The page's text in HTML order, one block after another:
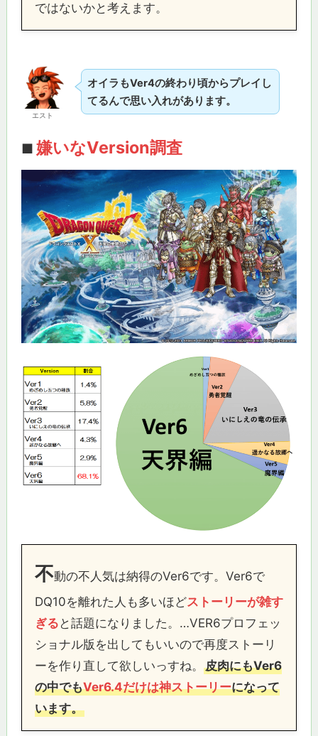
ではないかと考えます。
エスト
オイラもVer4の終わり頃からプレイし
てるんで思い入れがあります。
■ 嫌いなVersion調査
不動の不人気は納得のVer6です。Ver6で
DQ10を離れた人も多いほどストーリーが雑す
ぎる と話題になりました。…VER6プロフェッ
ショナル版を出してもいいので再度ストーリ
ーを作り直して欲しいっすね。 皮肉にもVer6
の中でもVer6.4だけは神ストーリーになって
います。